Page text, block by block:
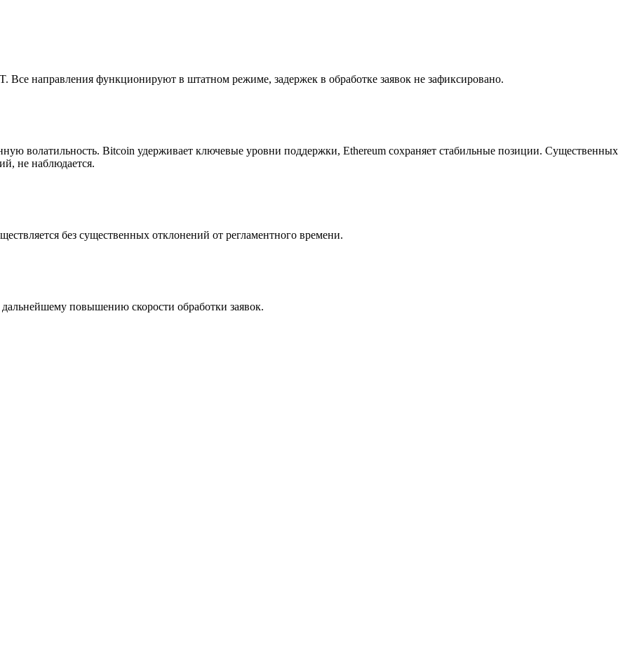
направления функционируют в штатном режиме, задержек в обработке заявок не зафиксировано.
волатильность. Bitcoin удерживает ключевые уровни поддержки, Ethereum сохраняет стабильные позиции. Существенных
не наблюдается.
без существенных отклонений от регламентного времени.
повышению скорости обработки заявок.